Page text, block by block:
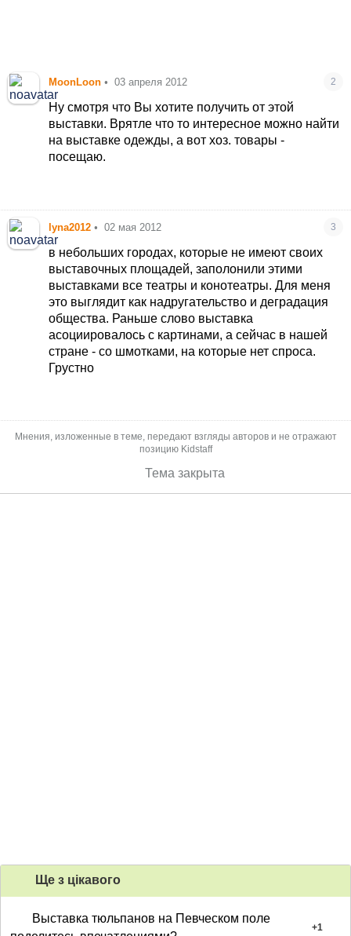
MoonLoon • 03 апреля 2012 2
Ну смотря что Вы хотите получить от этой
выставки. Врятле что то интересное можно найти
на выставке одежды, а вот хоз. товары -
посещаю.
lyna2012 • 02 мая 2012 3
в небольших городах, которые не имеют своих
выставочных площадей, заполонили этими
выставками все театры и конотеатры. Для меня
это выглядит как надругательство и деградация
общества. Раньше слово выставка
асоциировалось с картинами, а сейчас в нашей
стране - со шмотками, на которые нет спроса.
Грустно
Мнения, изложенные в теме, передают взгляды авторов и не отражают
позицию Kidstaff
Тема закрыта
Ще з цiкавого
Выставка тюльпанов на Певческом поле
+1